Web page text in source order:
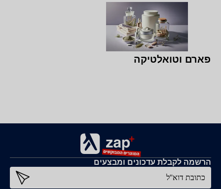
פארם וטואלטיקה
הרשמה לקבלת עדכונים ומבצעים
כתובת דוא''ל